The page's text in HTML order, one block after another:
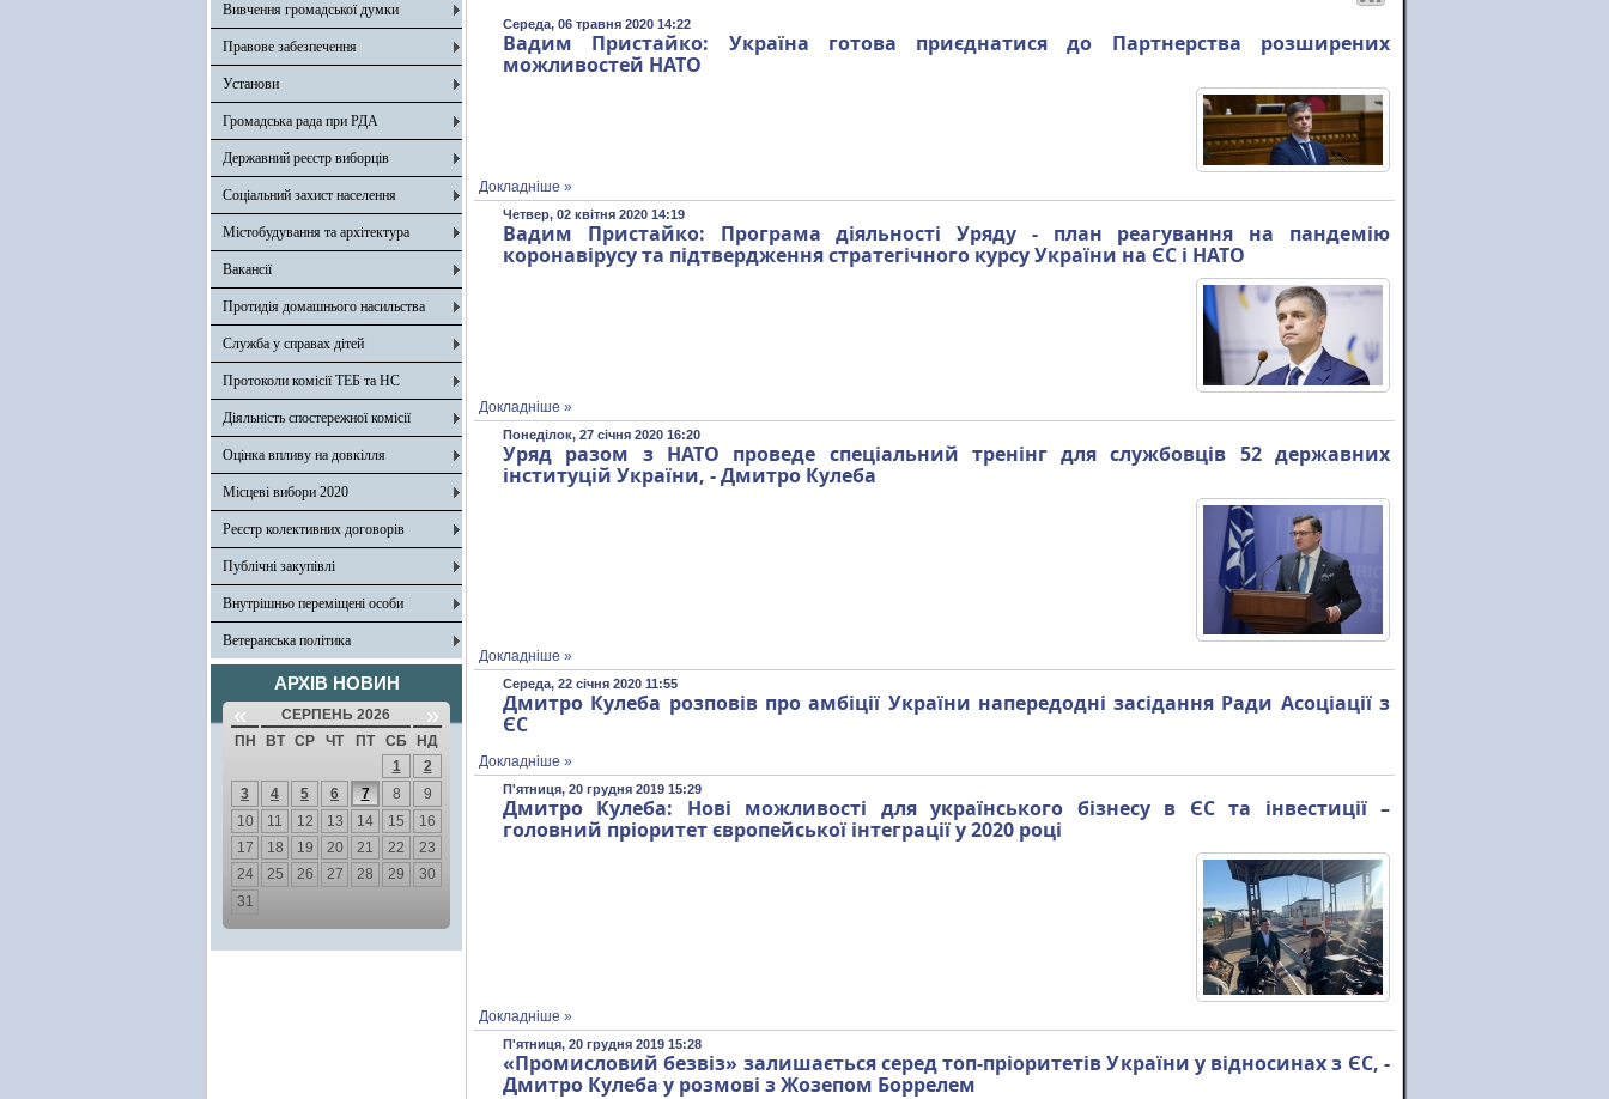
Вивчення громадської думки
Правове забезпечення
Установи
Громадська рада при РДА
Державний реєстр виборців
Соціальний захист населення
Містобудування та архітектура
Вакансії
Протидія домашнього насильства
Служба у справах дітей
Протоколи комісії ТЕБ та НС
Діяльність спостережної комісії
Оцінка впливу на довкілля
Місцеві вибори 2020
Реєстр колективних договорів
Публічні закупівлі
Внутрішньо переміщені особи
Ветеранська політика
АРХІВ НОВИН
« СЕРПЕНЬ 2026 »
ПН ВТ СР ЧТ ПТ СБ
НД
1
2
3
4 5 6 7 8
9
10
11 12 13 14 15
16
17
18 19 20 21 22
23
24
25 26 27 28 29
30
31
Середа, 06 травня 2020 14:22
Вадим Пристайко: Україна готова приєднатися до Партнерства розширених
можливостей НАТО
Докладніше »
Четвер, 02 квітня 2020 14:19
Вадим Пристайко: Програма діяльності Уряду - план реагування на пандемію
коронавірусу та підтвердження стратегічного курсу України на ЄС і НАТО
Докладніше »
Понеділок, 27 січня 2020 16:20
Уряд разом з НАТО проведе спеціальний тренінг для службовців 52 державних
інституцій України, - Дмитро Кулеба
Докладніше »
Середа, 22 січня 2020 11:55
Дмитро Кулеба розповів про амбіції України напередодні засідання Ради Асоціації з
ЄС
Докладніше »
П'ятниця, 20 грудня 2019 15:29
Дмитро Кулеба: Нові можливості для українського бізнесу в ЄС та інвестиції –
головний пріоритет європейської інтеграції у 2020 році
Докладніше »
П'ятниця, 20 грудня 2019 15:28
«Промисловий безвіз» залишається серед топ-пріоритетів України у відносинах з ЄС, -
Дмитро Кулеба у розмові з Жозепом Боррелем